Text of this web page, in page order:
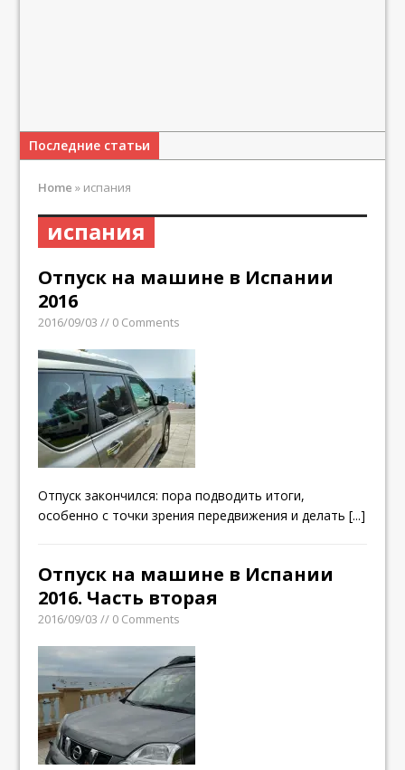
Последние статьи
Home » испания
испания
Отпуск на машине в Испании
2016
2016/09/03 // 0 Comments
Отпуск закончился: пора подводить итоги,
особенно с точки зрения передвижения и делать[...]
Отпуск на машине в Испании
2016. Часть вторая
2016/09/03 // 0 Comments